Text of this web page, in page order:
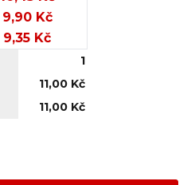
9,90 Kč
9,35 Kč
1
11,00 Kč
11,00 Kč